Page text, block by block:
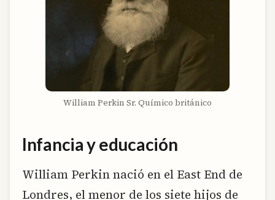
William Perkin Sr. Químico británico
Infancia y educación
William Perkin nació en el East End de
Londres, el menor de los siete hijos de